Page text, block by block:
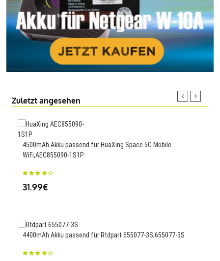
Zuletzt angesehen
4500mAh Akku passend für HuaXing Space 5G Mobile
WiFi,AEC855090-1S1P
31.99€
4400mAh Akku passend für Rtdpart 655077-3S,655077-3S